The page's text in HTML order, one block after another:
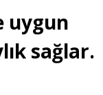
uygun
sağlar.